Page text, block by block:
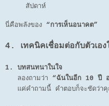
สัปดาห์
นี่คือพลังของ “การเห็นอนาคต”
4. เทคนิคเชื่อมต่อกับตัวเอง
1. บทสนทนาในใจ
ลองถามว่า “ฉันในอีก 10 ปี
แค่คำถามนี้ คำตอบก็จะชัดว่าคุ